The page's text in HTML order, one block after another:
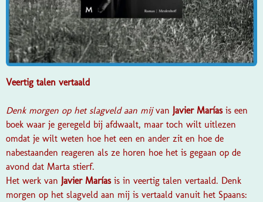
Veertig talen vertaald
Denk morgen op het slagveld aan mijvan Javier Marías is een
boek waar je geregeld bij afdwaalt, maar toch wilt uitlezen
omdat je wilt weten hoe het een en ander zit en hoe de
nabestaanden reageren als ze horen hoe het is gegaan op de
avond dat Marta stierf.
Het werk van Javier Maríasis in veertig talen vertaald. Denk
morgen op het slagveld aan mij is vertaald vanuit het Spaans: